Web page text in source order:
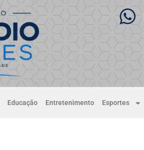
Educação Entretenimento Esportes